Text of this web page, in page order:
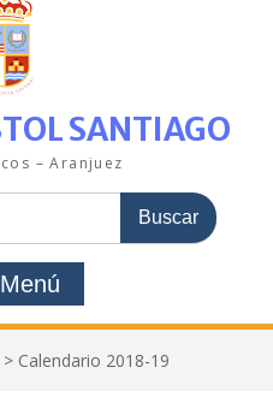
SANTIAGO
– Aranjuez
Menú
> Calendario 2018-19